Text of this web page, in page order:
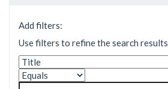
Add filters:
Use filters to refine the search results.